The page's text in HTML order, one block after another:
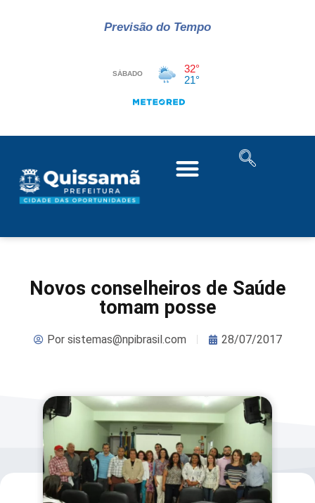
Previsão do Tempo
Novos conselheiros de Saúde
tomam posse
Porsistemas@npibrasil.com 28/07/2017